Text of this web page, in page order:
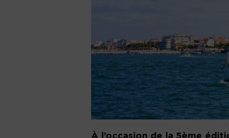
À l’occasion de la 5ème